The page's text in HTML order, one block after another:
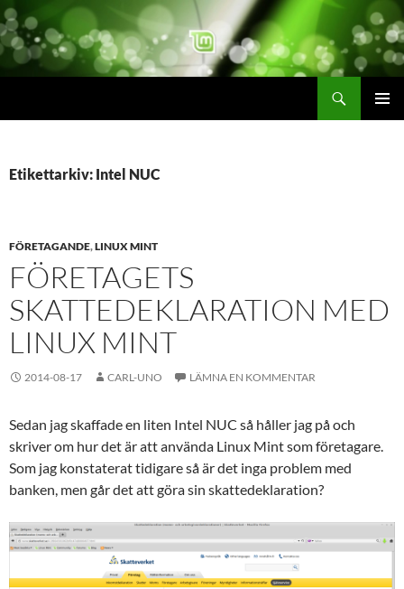
Hoppa
till
innehåll
Etikettarkiv: Intel NUC
FÖRETAGANDE,LINUX MINT
FÖRETAGETS
SKATTEDEKLARATION MED
LINUX MINT
2014-08-17 CARL-UNO LÄMNA EN KOMMENTAR
Sedan jag skaffade en liten Intel NUC så håller jag på och
skriver om hur det är att använda Linux Mint som företagare.
Som jag konstaterat tidigare så är det inga problem med
banken, men går det att göra sin skattedeklaration?